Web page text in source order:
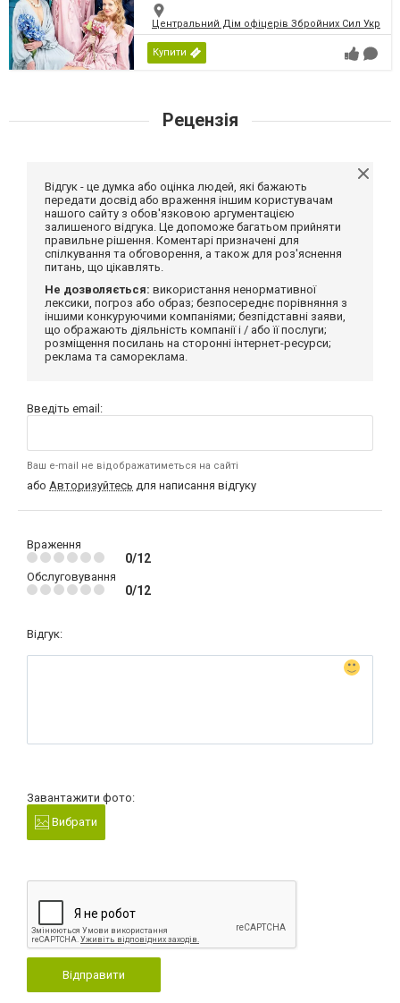
Центральний Дім офіцерів Збройних Сил
Купити
Рецензія
Відгук - це думка або оцінка людей, які бажають
передати досвід або враження іншим користувачам
нашого сайту з обов'язковою аргументацією
залишеного відгука. Це допоможе багатьом прийняти
правильне рішення. Коментарі призначені для
спілкування та обговорення, а також для роз'яснення
питань, що цікавлять.
Не дозволяється: використання ненормативної
лексики, погроз або образ; безпосереднє порівняння з
іншими конкуруючими компаніями; безпідставні заяви,
що ображають діяльність компанії і / або її послуги;
розміщення посилань на сторонні інтернет-ресурси;
реклама та самореклама.
Введіть email:
Ваш e-mail не відображатиметься на сайті
або Авторизуйтесь для написання відгуку
Враження
0/12
Обслуговування
0/12
Відгук:
Завантажити фото:
Вибрати
Відправити